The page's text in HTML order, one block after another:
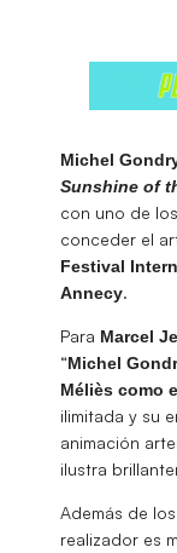
Michel
Sunshine of
con uno de
conceder el
Festival
Annecy.
Para Marcel
“Michel
Méliès como
ilimitada y su
animación
ilustra
Además de
realizador es